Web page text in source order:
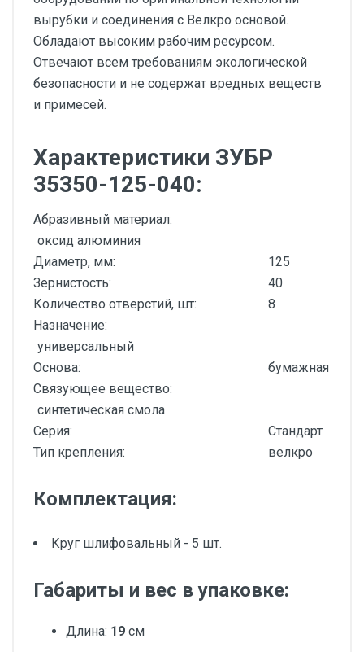
вырубки и соединения с Велкро основой.
Обладают высоким рабочим ресурсом.
Отвечают всем требованиям экологической
безопасности и не содержат вредных веществ
и примесей.
Характеристики ЗУБР
35350-125-040:
Абразивный материал:
оксид алюминия
Диаметр, мм:
125
Зернистость:
40
Количество отверстий, шт:
8
Назначение:
универсальный
Основа:
бумажная
Связующее вещество:
синтетическая смола
Серия:
Стандарт
Тип крепления:
велкро
Комплектация:
Круг шлифовальный - 5 шт.
Габариты и вес в упаковке:
Длина: 19 см